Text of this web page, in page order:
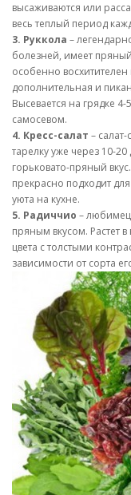
высаживаются или
весь теплый период
3. Руккола –
болезней, имеет
особенно
дополнительная и
Высевается на грядке
самосевом.
4. Кресс-салат –
тарелку уже через 10-
горьковато-пряный
прекрасно подходит
уюта на кухне.
5. Радиччио –
пряным вкусом. Растет
цвета с толстыми
зависимости от сорта